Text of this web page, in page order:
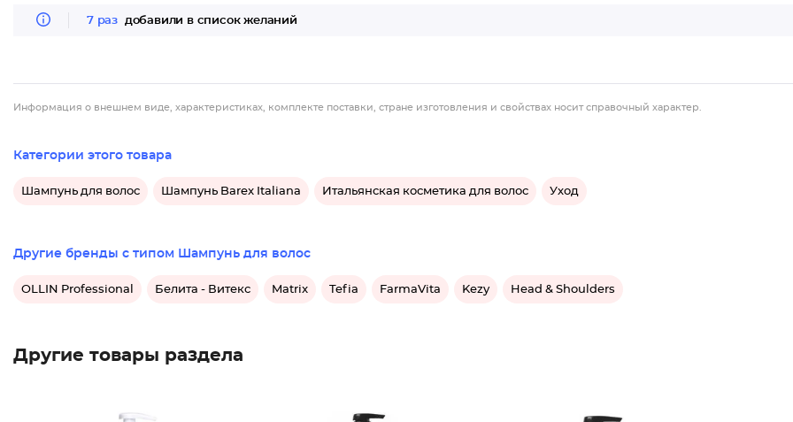
7 раз добавили в список желаний
Информация о внешнем виде, характеристиках, комплекте поставки, стране изготовления и свойствах носит справочный характер.
Категории этого товара
Шампунь для волос Шампунь Barex Italiana Итальянская косметика для волос Уход
Другие бренды с типом Шампунь для волос
OLLIN Professional Белита - Витекс Matrix Tefia FarmaVita Kezy Head & Shoulders
Другие товары раздела